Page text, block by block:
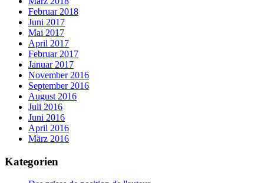
Februar 2018
Juni 2017
Mai 2017
April 2017
Februar 2017
Januar 2017
November 2016
September 2016
August 2016
Juli 2016
Juni 2016
April 2016
März 2016
Kategorien